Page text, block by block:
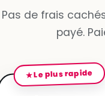
Pas de frais
payé.
★ Le plus rapide